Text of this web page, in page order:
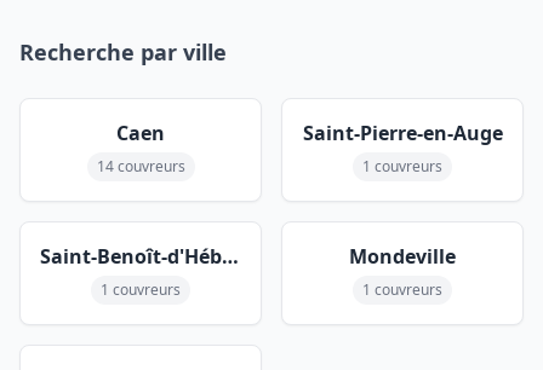
Recherche par ville
Caen
14 couvreurs
Saint-Pierre-en-Auge
1 couvreurs
Saint-Benoît-d'Hébertot
1 couvreurs
Mondeville
1 couvreurs